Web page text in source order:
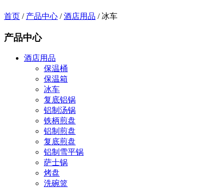
首页 / 产品中心 /酒店用品 / 冰车
产品中心
酒店用品
保温桶
保温箱
冰车
复底铝锅
铝制汤锅
铁柄煎盘
铝制煎盘
复底煎盘
铝制雪平锅
萨士锅
烤盘
洗碗篮